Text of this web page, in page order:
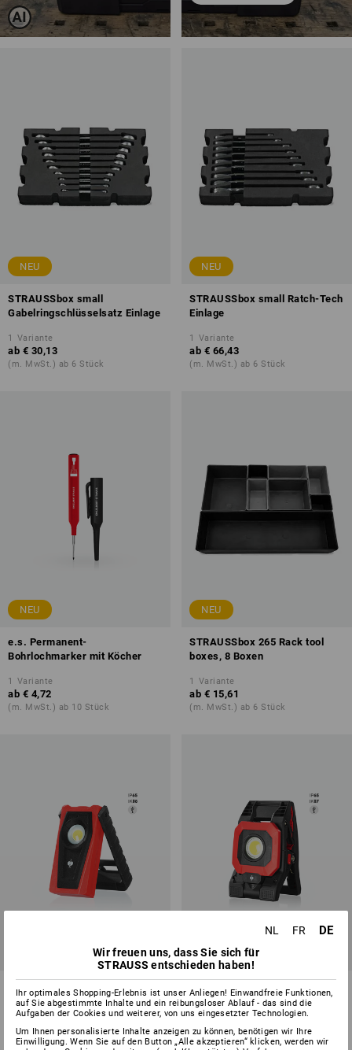
NEU
STRAUSSbox small
Gabelringschlüsselsatz Einlage
1 Variante
ab € 30,13
(m. MwSt.) ab 6 Stück
NEU
STRAUSSbox small Ratch-Tech
Einlage
1 Variante
ab € 66,43
(m. MwSt.) ab 6 Stück
NEU
e.s. Permanent-
Bohrlochmarker mit Köcher
1 Variante
ab € 4,72
(m. MwSt.) ab 10 Stück
NEU
STRAUSSbox 265 Rack tool
boxes, 8 Boxen
1 Variante
ab € 15,61
(m. MwSt.) ab 6 Stück
1.200
ab € 42,23
NEU
1.700
ab € 42,23
NL FR DE
Wir freuen uns, dass Sie sich für
STRAUSS entschieden haben!
Ihr optimales Shopping-Erlebnis ist unser Anliegen! Einwandfreie Funktionen,
auf Sie abgestimmte Inhalte und ein reibungsloser Ablauf - das sind die
Aufgaben der Cookies und weiterer, von uns eingesetzter Technologien.
Um Ihnen personalisierte Inhalte anzeigen zu können, benötigen wir Ihre
Einwilligung. Wenn Sie auf den Button „Alle akzeptieren“ klicken, werden wir